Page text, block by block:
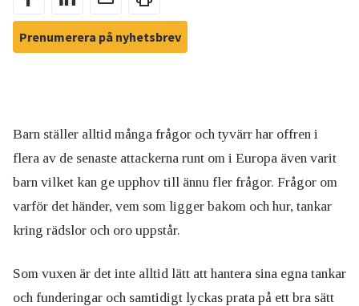
Prenumerera på nyhetsbrev
Barn ställer alltid många frågor och tyvärr har offren i
flera av de senaste attackerna runt om i Europa även varit
barn vilket kan ge upphov till ännu fler frågor. Frågor om
varför det händer, vem som ligger bakom och hur, tankar
kring rädslor och oro uppstår.
Som vuxen är det inte alltid lätt att hantera sina egna tankar
och funderingar och samtidigt lyckas prata på ett bra sätt